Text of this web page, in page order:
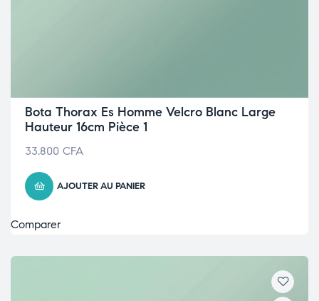
Bota Thorax Es Homme Velcro Blanc Large
Hauteur 16cm Pièce 1
33.800 CFA
AJOUTER AU PANIER
Comparer